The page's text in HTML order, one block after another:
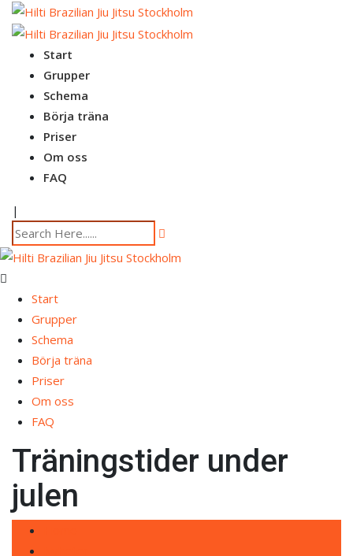
Skip
content
Start
Grupper
Schema
Börja träna
Priser
Om oss
FAQ
|
Start
Grupper
Schema
Börja träna
Priser
Om oss
FAQ
Träningstider under
julen